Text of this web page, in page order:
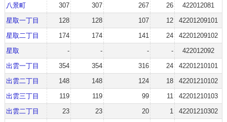
八景町
307 307 267 26
422012081
星取一丁目
128 128 107 12
42201209101
星取二丁目
174 174 141 24
42201209102
星取
- - - -
422012092
出雲一丁目
354 354 316 24
42201210101
出雲二丁目
148 148 124 18
42201210102
出雲三丁目
119 119 99 11
42201210103
出雲二丁目
23 23 20 1
42201210302